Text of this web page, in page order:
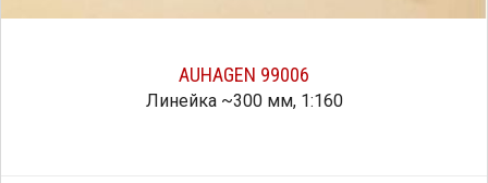
AUHAGEN 99006
Линейка ~300 мм, 1:160